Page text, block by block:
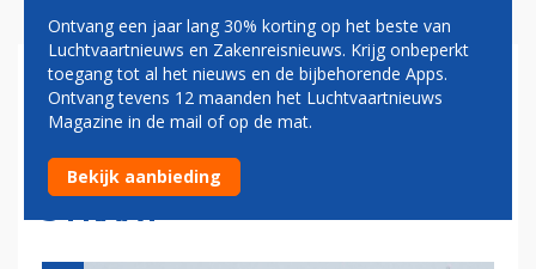
GEGEVENS FREQUENTE
REIZIGERS KLM EN AIR
FRANCE MOGELIJK OP
STRAAT
Ontvang een jaar lang 30% korting op het beste van
Luchtvaartnieuws en Zakenreisnieuws. Krijg onbeperkt
toegang tot al het nieuws en de bijbehorende Apps.
Ontvang tevens 12 maanden het Luchtvaartnieuws
Magazine in de mail of op de mat.
Bekijk aanbieding